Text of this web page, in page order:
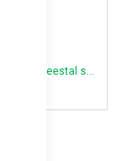
1-10 werkdagen (meestal sneller)